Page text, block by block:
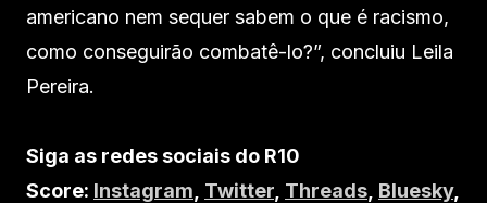
americano nem sequer sabem o que é racismo,
como conseguirão combatê-lo?”, concluiu Leila
Pereira.
Siga as redes sociais do R10
Score: Instagram Twitter Threads Bluesky,